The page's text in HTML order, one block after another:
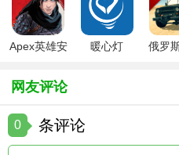
防御后反击，可穿插特殊技打
2. 能量分配：优先保留能量
3. 防御反击：长按防御键可
4. 变体选择：根据对手角色调
Apex英雄安
暖心灯
俄罗
网友评论
0 条评论